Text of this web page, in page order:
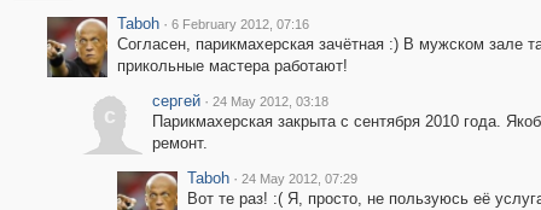
Taboh · 6 February 2012, 07:16
Согласен, парикмахерская зачётная :) В мужском зале
прикольные мастера работают!
с
сергей · 24 May 2012, 03:18
Парикмахерская закрыта с сентября 2010 года.
ремонт.
Taboh · 24 May 2012, 07:29
Вот те раз! :( Я, просто, не пользуюсь её